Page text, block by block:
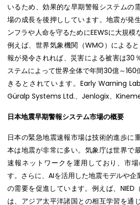
いるため、効果的な早期警報システムの
場の成長を後押ししています。地震が発
ンフラや人命を守るためにEEWSに大規模
例えば、世界気象機関（WMO）による
報が発令されれば、災害による被害は30
ステムによって世界全体で年間30億～160
きるとされています。Early Warning
Güralp Systems Ltd.、Jenlogix、
日本地震早期警報システム市場の概要
日本の緊急地震速報市場は技術的進歩に
本は地震が非常に多い。気象庁は世界で
速報ネットワークを運用しており、市
す。さらに、AIを活用した地震モデルや
の需要を促進しています。例えば、NIED
は、アジア太平洋諸国との相互学習を通